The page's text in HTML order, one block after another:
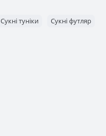
Сукні туніки Сукні футляр